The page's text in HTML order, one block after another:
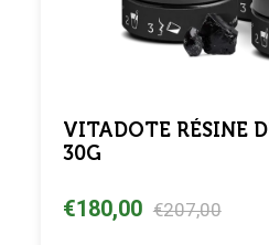
VITADOTE RÉSINE
30G
€180,00 €207,00